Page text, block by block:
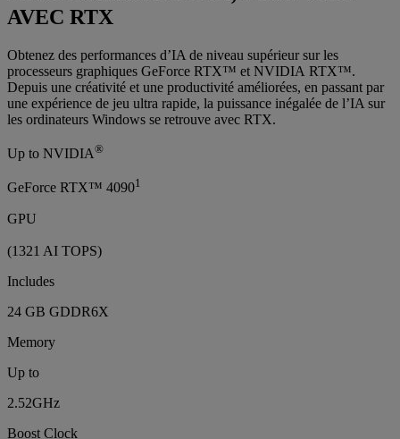
AVEC RTX
Obtenez des performances d’IA de niveau supérieur sur les
processeurs graphiques GeForce RTX™ et NVIDIA RTX™.
Depuis une créativité et une productivité améliorées, en passant par
une expérience de jeu ultra rapide, la puissance inégalée de l’IA sur
les ordinateurs Windows se retrouve avec RTX.
Up to NVIDIA®
GeForce RTX™ 40901
GPU
(1321 AI TOPS)
Includes
24 GB GDDR6X
Memory
Up to
2.52GHz
Boost Clock